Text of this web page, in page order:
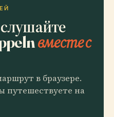
вместе с
в браузере.
путешествуете на